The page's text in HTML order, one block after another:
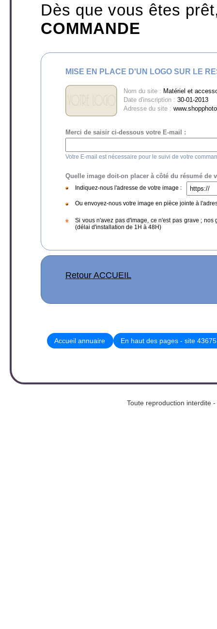
Dès que vous êtes
COMMANDE
MISE EN PLACE D'UN LOGO SUR LE
Nom du site : Matériel et
Date d'inscription : 30-01-2013
Adresse du site :
Merci de saisir ci-dessous votre E-mail :
Votre E-mail est nécessaire pour le suivi de votre
Quelle image doit-on placer à côté du résumé de
Indiquez-nous l'adresse de votre image :
Ou envoyez-nous votre image en pièce jointe à
Si vous n'avez pas d'image, ce n'est pas grave ;
(délai d'installation de 1H à 48H)
Retour ACCUEIL
Accueil annuaire En haut des pages - site 43675
Toute reproduction interdite